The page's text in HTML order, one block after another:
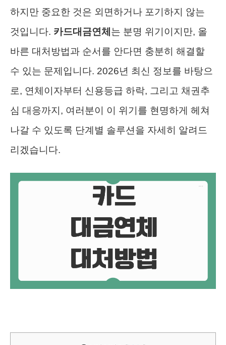
하지만 중요한 것은 외면하거나 포기하지 않는
것입니다. 카드대금연체 는 분명 위기이지만, 올
바른 대처방법과 순서를 안다면 충분히 해결할
수 있는 문제입니다. 2026년 최신 정보를 바탕으
로, 연체이자부터 신용등급 하락, 그리고 채권추
심 대응까지, 여러분이 이 위기를 현명하게 헤쳐
나갈 수 있도록 단계별 솔루션을 자세히 알려드
리겠습니다.